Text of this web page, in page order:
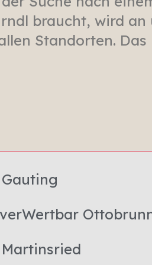
braucht, wird an
Standorten. Das